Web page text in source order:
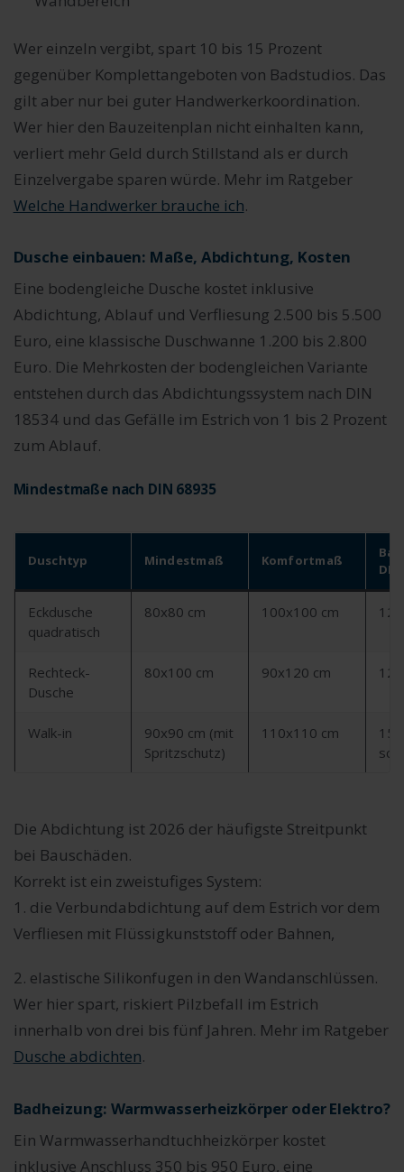
Wer einzeln vergibt, spart 10 bis 15 Prozent
gegenüber Komplettangeboten von Badstudios. Das
gilt aber nur bei guter Handwerkerkoordination.
Wer hier den Bauzeitenplan nicht einhalten kann,
verliert mehr Geld durch Stillstand als er durch
Einzelvergabe sparen würde. Mehr im Ratgeber
Welche Handwerker brauche ich.
Dusche einbauen: Maße, Abdichtung, Kosten
Eine bodengleiche Dusche kostet inklusive
Abdichtung, Ablauf und Verfliesung 2.500 bis 5.500
Euro, eine klassische Duschwanne 1.200 bis 2.800
Euro. Die Mehrkosten der bodengleichen Variante
entstehen durch das Abdichtungssystem nach DIN
18534 und das Gefälle im Estrich von 1 bis 2 Prozent
zum Ablauf.
Mindestmaße nach DIN 68935
Duschtyp Mindestmaß Komfortmaß
DIN
Eckdusche
quadratisch
80x80 cm 100x100 cm
Rechteck-
Dusche
80x100 cm 90x120 cm
Walk-in
90x90 cm (mit
Spritzschutz)
110x110 cm
Die Abdichtung ist 2026 der häufigste Streitpunkt
bei Bauschäden.
Korrekt ist ein zweistufiges System:
1. die Verbundabdichtung auf dem Estrich vor dem
Verfliesen mit Flüssigkunststoff oder Bahnen,
2. elastische Silikonfugen in den Wandanschlüssen.
Wer hier spart, riskiert Pilzbefall im Estrich
innerhalb von drei bis fünf Jahren. Mehr im Ratgeber
Dusche abdichten.
Badheizung: Warmwasserheizkörper oder Elektro?
Ein Warmwasserhandtuchheizkörper kostet
inklusive Anschluss 350 bis 950 Euro, eine